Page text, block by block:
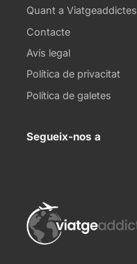
Quant a Viatgeaddictes
Contacte
Avís legal
Política de privacitat
Política de galetes
Segueix-nos a